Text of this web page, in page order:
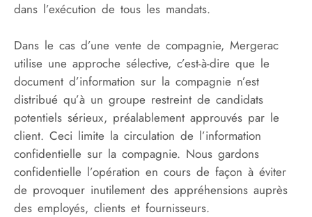
dans l’exécution de tous les mandats.
Dans le cas d’une vente de compagnie, Mergerac
utilise une approche sélective, c’est-à-dire que le
document d’information sur la compagnie n’est
distribué qu’à un groupe restreint de candidats
potentiels sérieux, préalablement approuvés par le
client. Ceci limite la circulation de l’information
confidentielle sur la compagnie. Nous gardons
confidentielle l’opération en cours de façon à éviter
de provoquer inutilement des appréhensions auprès
des employés, clients et fournisseurs.